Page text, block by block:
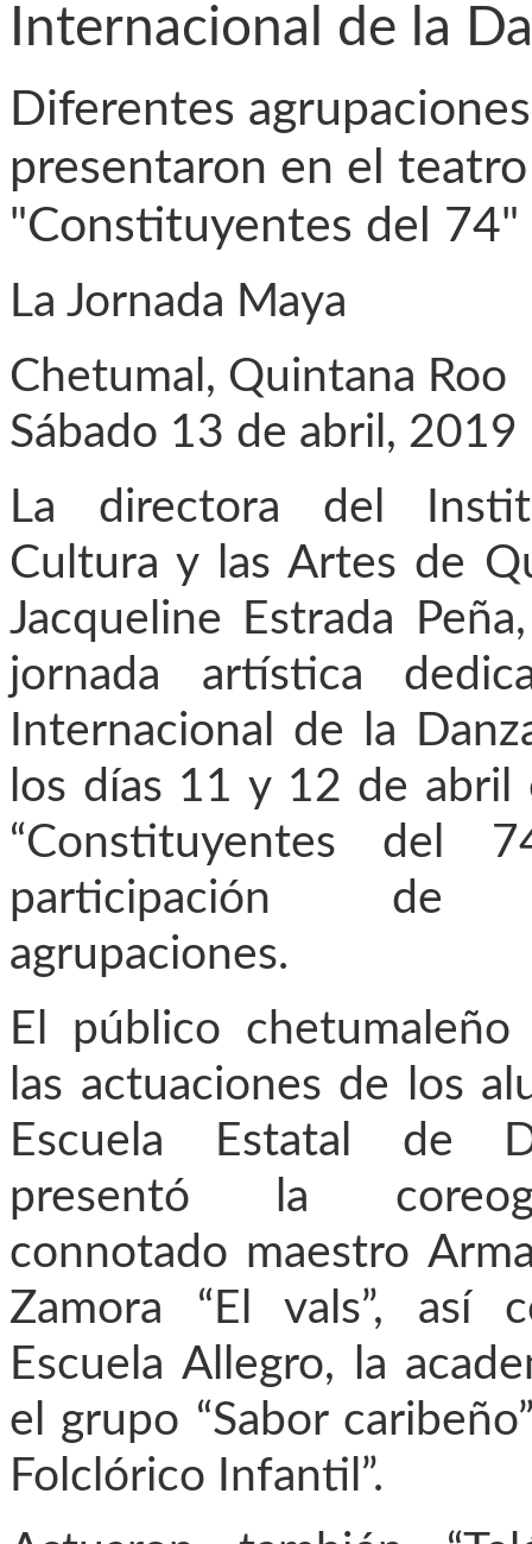
Internacional de la
Diferentes
presentaron en el teatro
"Constituyentes del 74"
La Jornada Maya
Chetumal, Quintana Roo
Sábado 13 de abril, 2019
La directora del
Cultura y las Artes de
Jacqueline Estrada
jornada artística
Internacional de la
los días 11 y 12 de
“Constituyentes del
participación de
agrupaciones.
El público
las actuaciones de los
Escuela Estatal de
presentó la
connotado maestro
Zamora “El vals”, así
Escuela Allegro, la
el grupo “Sabor
Folclórico Infantil”.